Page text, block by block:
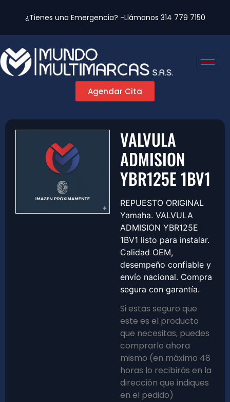
¿Tienes una Emergencia? -Llámanos 314 779 7150
Agendar Cita
VALVULA
ADMISION
YBR125E 1BV1
REPUESTO ORIGINAL
Yamaha. VALVULA
ADMISION YBR125E
1BV1 listo para instalar.
Calidad OEM,
desempeño confiable y
envío nacional. Compra
segura con garantía.
Si estas seguro que
este es el producto
que necesitas, puedes
comprarlo ahora
mismo (en máximo 48
horas lo recibirás en la
dirección que indiques
en el pedido)